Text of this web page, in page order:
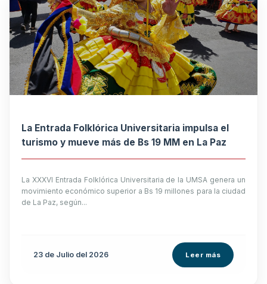
La Entrada Folklórica Universitaria impulsa el
turismo y mueve más de Bs 19 MM en La Paz
La XXXVI Entrada Folklórica Universitaria de la UMSA genera un
movimiento económico superior a Bs 19 millones para la ciudad
de La Paz, según...
23 de Julio del 2026 Leer más